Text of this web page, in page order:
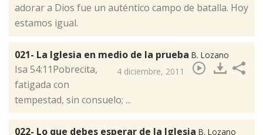
adorar a Dios fue un auténtico campo de batalla. Hoy
estamos igual.
021- La Iglesia en medio de la prueba B. Lozano
4 diciembre, 2011
Isa 54:11Pobrecita,
fatigada con
tempestad, sin consuelo; ...
022- Lo que debes esperar de la Iglesia B. Lozano